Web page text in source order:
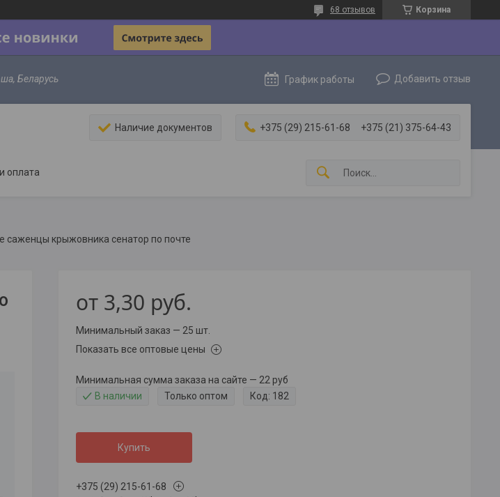
Корзина
68 отзывов
Беларусь График работы Добавить отзыв
Наличие документов +375 (29) 215-61-68 +375 (21) 375-64-43
оплата
саженцы крыжовника сенатор по почте
от 3,30 руб.
Минимальный заказ — 25 шт.
Показать все оптовые цены
Минимальная сумма заказа на сайте — 22 руб
В наличии
Только оптом Код: 182
Купить
+375 (29) 215-61-68